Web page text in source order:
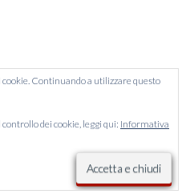
Continuando a utilizzare questo
dei cookie, leggi qui: Informativa